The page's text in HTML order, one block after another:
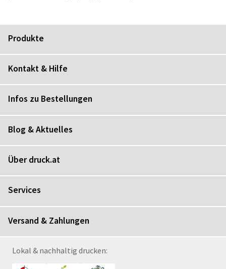
Produkte
Kontakt & Hilfe
Infos zu Bestellungen
Blog & Aktuelles
Über druck.at
Services
Versand & Zahlungen
Lokal & nachhaltig drucken: